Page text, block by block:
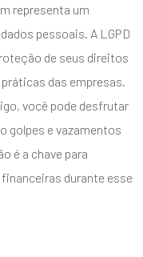
representa um
pessoais. A LGPD
de seus direitos
das empresas.
você pode desfrutar
golpes e vazamentos
é a chave para
durante esse